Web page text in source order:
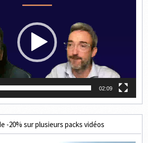
02:09
-20% sur plusieurs packs vidéos